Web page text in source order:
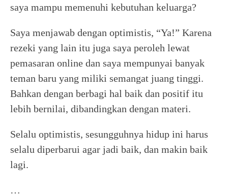
saya mampu memenuhi kebutuhan keluarga?
Saya menjawab dengan optimistis, “Ya!” Karena
rezeki yang lain itu juga saya peroleh lewat
pemasaran online dan saya mempunyai banyak
teman baru yang miliki semangat juang tinggi.
Bahkan dengan berbagi hal baik dan positif itu
lebih bernilai, dibandingkan dengan materi.
Selalu optimistis, sesungguhnya hidup ini harus
selalu diperbarui agar jadi baik, dan makin baik
lagi.
…